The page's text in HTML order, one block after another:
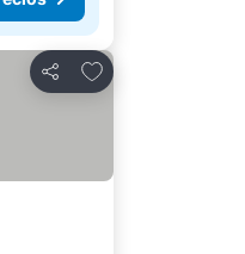
Compartir
Agregar a favoritos